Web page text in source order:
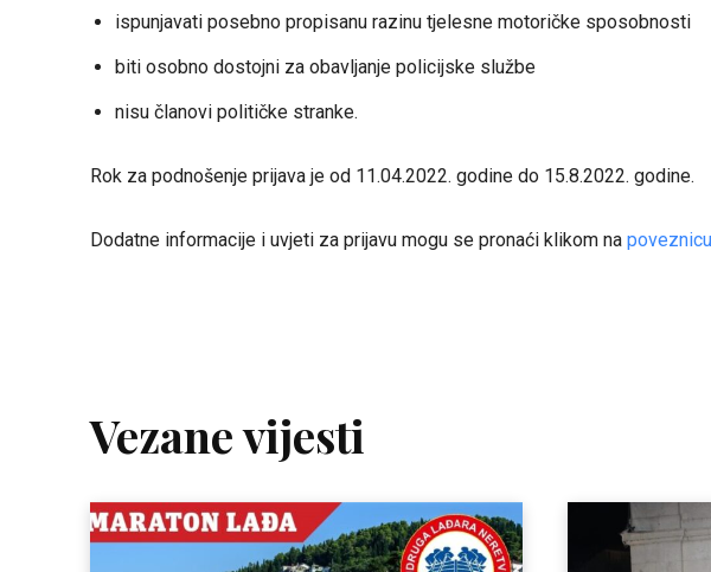
ispunjavati posebno propisanu razinu tjelesne motoričke sposobnosti
biti osobno dostojni za obavljanje policijske službe
nisu članovi političke stranke.
Rok za podnošenje prijava je od 11.04.2022. godine do 15.8.2022. godine.
Dodatne informacije i uvjeti za prijavu mogu se pronaći klikom na poveznicu
Vezane vijesti